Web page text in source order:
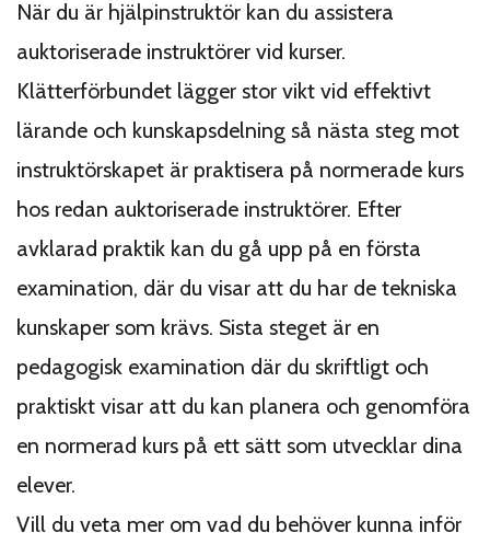
När du är hjälpinstruktör kan du assistera
auktoriserade instruktörer vid kurser.
Klätterförbundet lägger stor vikt vid effektivt
lärande och kunskapsdelning så nästa steg mot
instruktörskapet är praktisera på normerade kurs
hos redan auktoriserade instruktörer. Efter
avklarad praktik kan du gå upp på en första
examination, där du visar att du har de tekniska
kunskaper som krävs. Sista steget är en
pedagogisk examination där du skriftligt och
praktiskt visar att du kan planera och genomföra
en normerad kurs på ett sätt som utvecklar dina
elever.
Vill du veta mer om vad du behöver kunna inför